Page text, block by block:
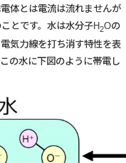
体とは電流は流れませんが
とです。水は水分子H2Oの
気力線を打ち消す特性を表
の水に下図のように帯電し